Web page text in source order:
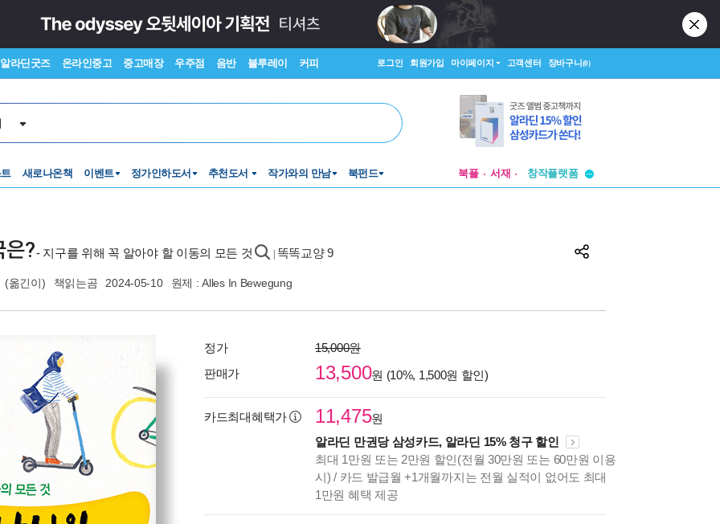
알라딘굿즈 온라인중고 중고매장 우주점 음반 블루레이 커피 로그인 회원가입 마이페이지 고객센터 장바구니(0)
새로나온책 이벤트 정가인하도서 추천도서 작가와의 만남 북펀드 북플 서재
창작플랫폼
은?- 지구를 위해 꼭 알아야 할 이동의 모든 것 똑똑교양 9
(옮긴이) 책읽는곰 2024-05-10 원제 : Alles In Bewegung
정가
15,000원
판매가
13,500원 (10%, 1,500원 할인)
카드최대혜택가 11,475원
알라딘 만권당 삼성카드, 알라딘 15% 청구 할인
최대 1만원 또는 2만원 할인(전월 30만원 또는 60만원 이용
시) / 카드 발급월 +1개월까지는 전월 실적이 없어도 최대
1만원 혜택 제공